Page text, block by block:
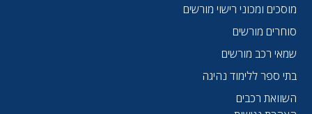
מוסכים ומכוני רישוי מורשים
סוחרים מורשים
שמאי רכב מורשים
בתי ספר ללימוד נהיגה
השוואת רכבים